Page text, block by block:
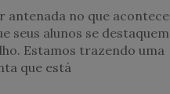
antenada no que acontece
seus alunos se destaquem
Estamos trazendo uma
que está